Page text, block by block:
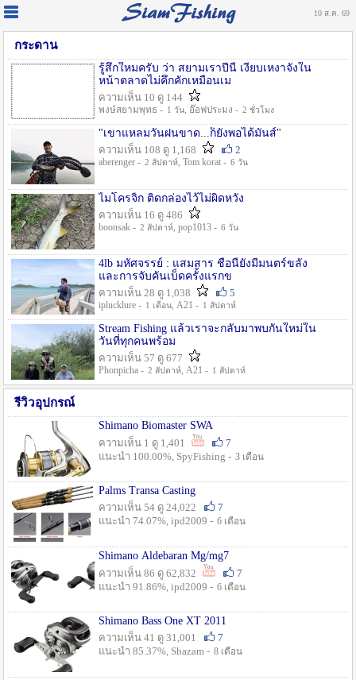
10 ส.ค. 69
กระดาน
รู้สึกใหมครับ ว่า สยามเราปีนี้ เงียบเหงาจังใน
หน้าตลาดไม่คึกคักเหมือนเม
ความเห็น 10 ดู 144
พงษ์สยามพุทธ - 1 วัน, อ๊อฟประมง - 2 ชั่วโมง
"เขาแหลมวันฝนขาด...ก็ยังพอได้มันส์"
ความเห็น 108 ดู 1,168
2
aberenger - 2 สัปดาห์, Tom korat - 6 วัน
ไมโครจิ้ก ติดกล่องไว้ไม่ผิดหวัง
ความเห็น 16 ดู 486
boonsak - 2 สัปดาห์, pop1013 - 6 วัน
4lb มหัศจรรย์ : แสมสาร ชื่อนี้ยังมีมนตร์ขลัง
และการจับคันเบ็ดครั้งแรกข
ความเห็น 28 ดู 1,038
5
iplucklure - 1 เดือน, A21 - 1 สัปดาห์
Stream Fishing แล้วเราจะกลับมาพบกันใหม่ใน
วันที่ทุกคนพร้อม
ความเห็น 57 ดู 677
Phonpicha - 2 สัปดาห์, A21 - 1 สัปดาห์
รีวิวอุปกรณ์
Shimano Biomaster SWA
ความเห็น 1 ดู 1,401
7
แนะนำ 100.00%, SpyFishing - 3 เดือน
Palms Transa Casting
ความเห็น 54 ดู 24,022
7
แนะนำ 74.07%, ipd2009 - 6 เดือน
Shimano Aldebaran Mg/mg7
ความเห็น 86 ดู 62,832
7
แนะนำ 91.86%, ipd2009 - 6 เดือน
Shimano Bass One XT 2011
ความเห็น 41 ดู 31,001
7
แนะนำ 85.37%, Shazam - 8 เดือน